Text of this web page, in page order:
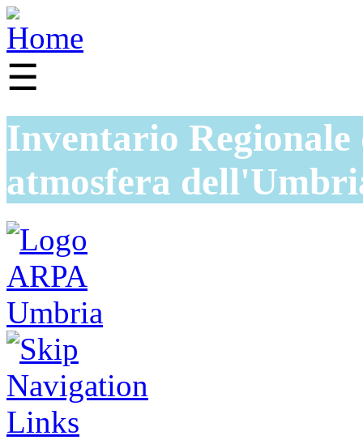
☰
Inventario
atmosfera